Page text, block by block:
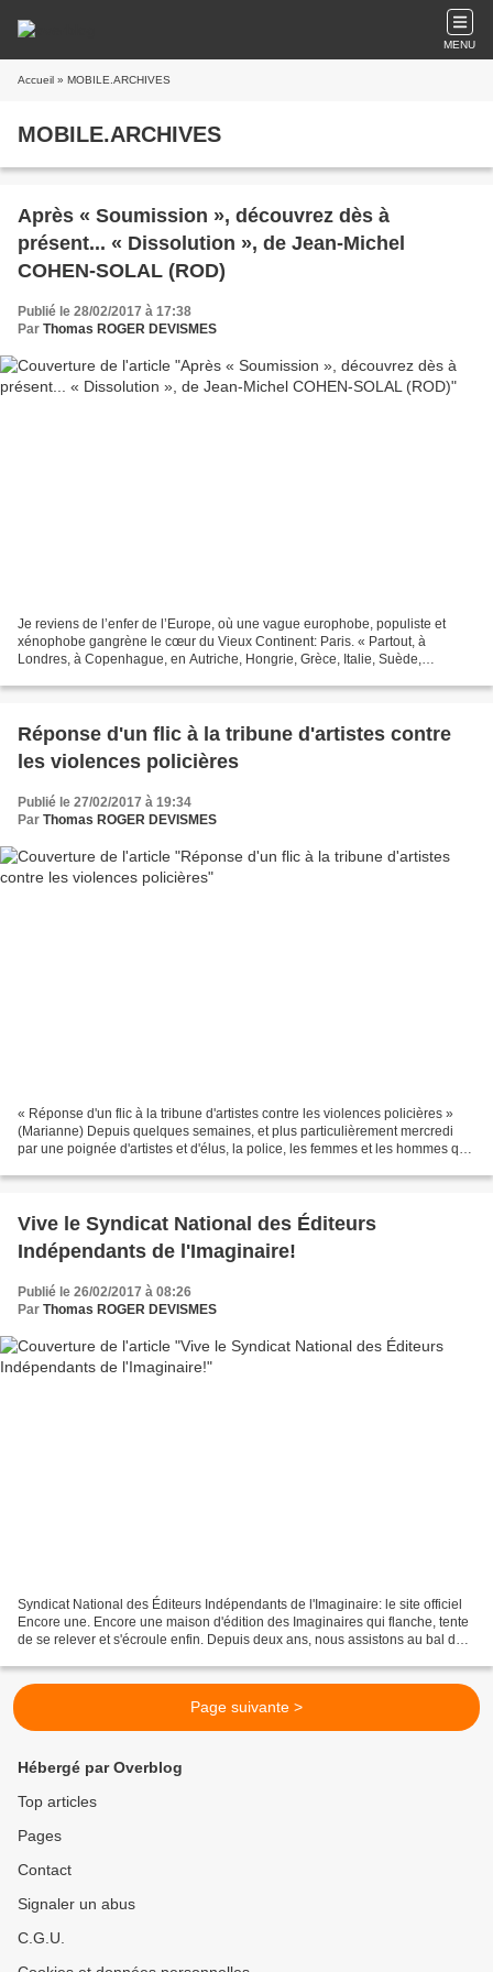
MENU
Accueil » MOBILE.ARCHIVES
MOBILE.ARCHIVES
Après « Soumission », découvrez dès à
présent... « Dissolution », de Jean-Michel
COHEN-SOLAL (ROD)
Publié le 28/02/2017 à 17:38
Par Thomas ROGER DEVISMES
Je reviens de l’enfer de l’Europe, où une vague europhobe, populiste et
xénophobe gangrène le cœur du Vieux Continent: Paris. « Partout, à
Londres, à Copenhague, en Autriche, Hongrie, Grèce, Italie, Suède,
Réponse d'un flic à la tribune d'artistes contre
les violences policières
Publié le 27/02/2017 à 19:34
Par Thomas ROGER DEVISMES
« Réponse d'un flic à la tribune d'artistes contre les violences policières »
(Marianne) Depuis quelques semaines, et plus particulièrement mercredi
par une poignée d'artistes et d'élus, la police, les femmes et les hommes qui
Vive le Syndicat National des Éditeurs
Indépendants de l'Imaginaire!
Publié le 26/02/2017 à 08:26
Par Thomas ROGER DEVISMES
Syndicat National des Éditeurs Indépendants de l'Imaginaire: le site officiel
Encore une. Encore une maison d'édition des Imaginaires qui flanche, tente
de se relever et s'écroule enfin. Depuis deux ans, nous assistons au bal des
Page suivante >
Hébergé par Overblog
Top articles
Pages
Contact
Signaler un abus
C.G.U.